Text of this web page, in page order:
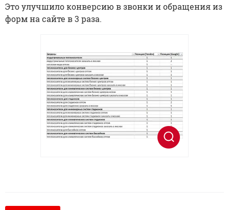
Это улучшило конверсию в звонки и обращения из
форм на сайте в 3 раза.